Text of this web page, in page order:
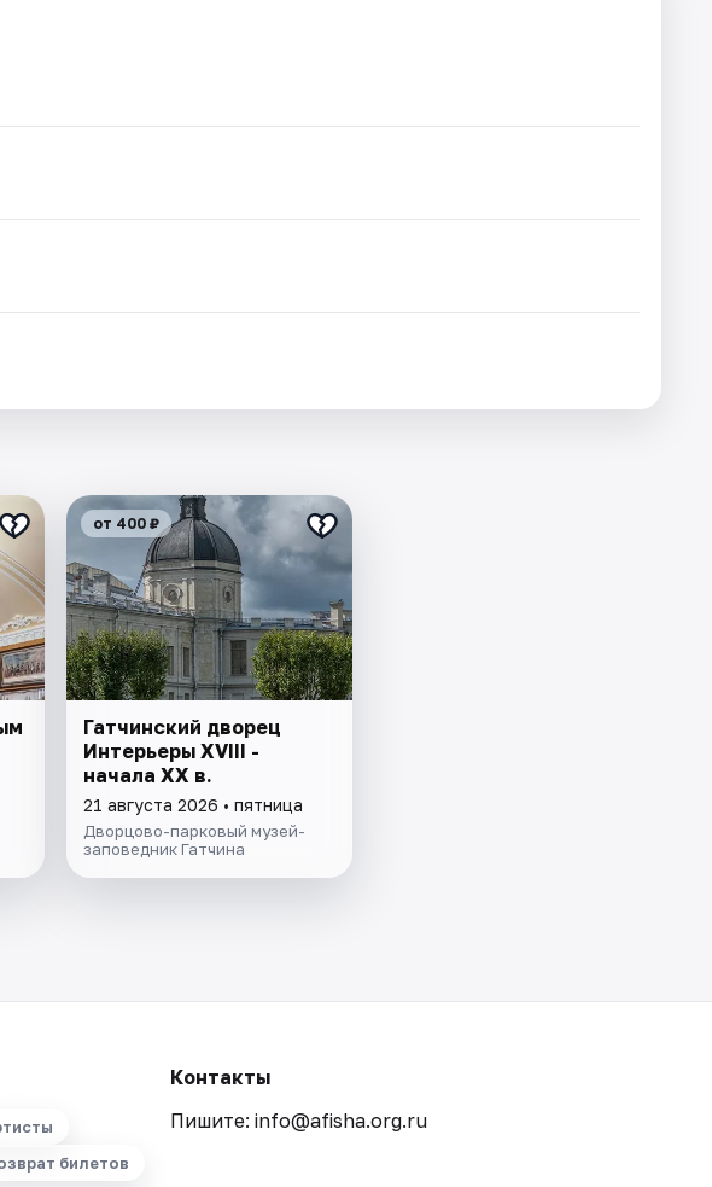
от 400 ₽
Гатчинский дворец
Интерьеры ХVIII -
начала ХХ в.
21 августа 2026 • пятница
Дворцово-парковый музей-
заповедник Гатчина
билетов
Контакты
Пишите: info@afisha.org.ru